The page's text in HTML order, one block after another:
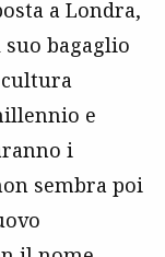
a Londra,
bagaglio
cultura
e
i
sembra poi